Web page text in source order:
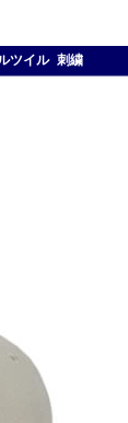
ツイル 刺繍